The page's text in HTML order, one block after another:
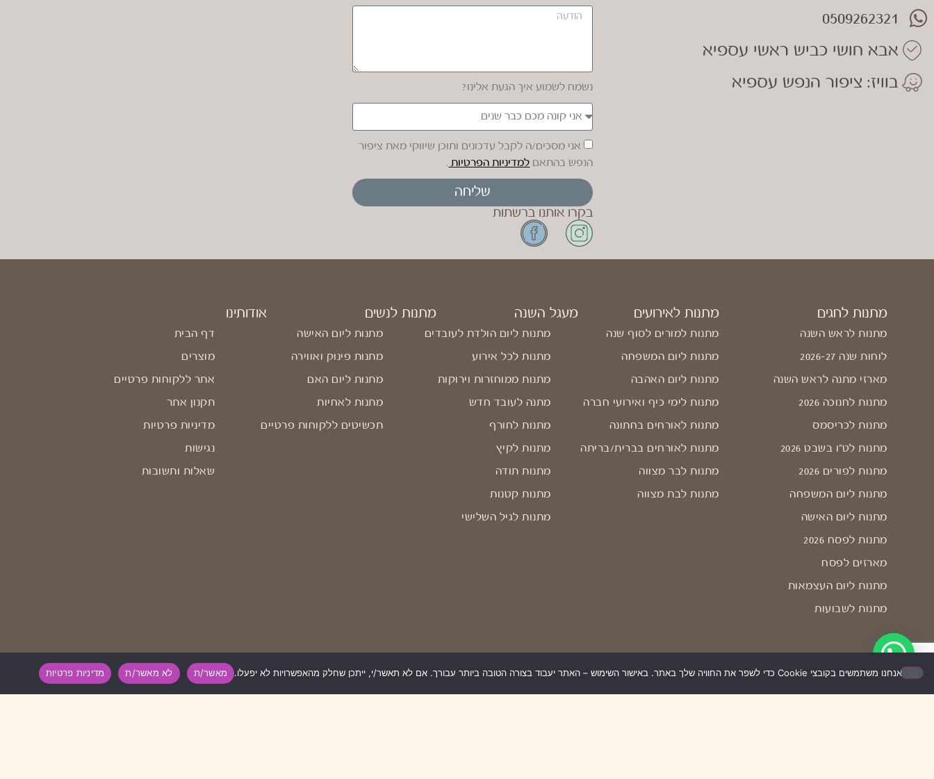
0509262321
אבא חושי כביש ראשי עספיא
בוויז: ציפור הנפש עספיא
נשמח לשמוע איך הגעת אלינו?
אני מסכים/ה לקבל עדכונים ותוכן שיווקי מאת ציפור
הנפש בהתאם למדיניות הפרטיות .
שליחה
בקרו אותנו ברשתות
מתנות לחגים
מתנות לראש השנה
לוחות שנה 2026-27
מארזי מתנה לראש השנה
מתנות לחנוכה 2026
מתנות לכריסמס
מתנות לט"ו בשבט 2026
מתנות לפורים 2026
מתנות ליום המשפחה
מתנות ליום האישה
מתנות לפסח 2026
מארזים לפסח
מתנות ליום העצמאות
מתנות לשבועות
מתנות לאירועים
מתנות למורים לסוף שנה
מתנות ליום המשפחה
מתנות ליום האהבה
מתנות לימי כיף ואירועי חברה
מתנות לאורחים בחתונה
מתנות לאורחים בברית/בריתה
מתנות לבר מצווה
מתנות לבת מצווה
מעגל השנה
מתנות ליום הולדת לעובדים
מתנות לכל אירוע
מתנות ממוחזרות וירוקות
מתנה לעובד חדש
מתנות לחורף
מתנות לקיץ
מתנות תודה
מתנות קטנות
מתנות לגיל השלישי
מתנות לנשים
מתנות ליום האישה
מתנות פינוק ואווירה
מתנות ליום האם
מתנות לאחיות
תכשיטים ללקוחות פרטיים
אודותינו
דף הבית
מוצרים
אתר ללקוחות פרטיים
תקנון אתר
מדיניות פרטיות
נגישות
שאלות ותשובות
אנחנו משתמשים בקובצי Cookie כדי לשפר את החוויה שלך באתר. באישור השימוש – האתר יעבוד בצורה הטובה ביותר עבורך. אם לא תאשר/י, ייתכן שחלק מהאפשרויות לא יפעלו. מאשר/ת לא מאשר/ת מדיניות פרטיות